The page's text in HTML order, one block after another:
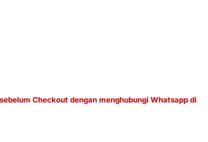
Checkout dengan menghubungi Whatsapp di